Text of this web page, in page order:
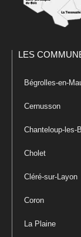
LES
Bégrolles-en-
Cernusson
Chanteloup-les-
Cholet
Cléré-sur-Layon
Coron
La Plaine